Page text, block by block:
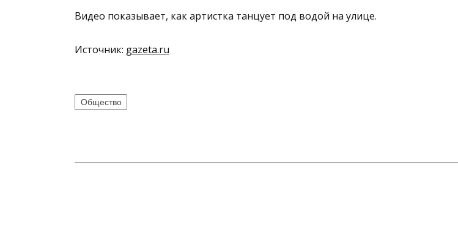
Видео показывает, как артистка танцует под водой на улице.
Источник: gazeta.ru
Общество